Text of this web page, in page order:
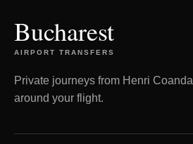
Bucharest
AIRPORT TRANSFERS
Private journeys from Henri
around your flight.